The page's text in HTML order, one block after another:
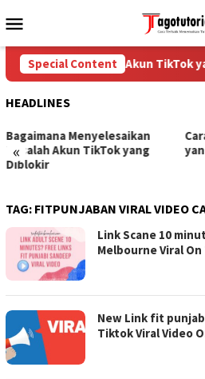
to
Menu
Special Content
Cara Mengatasi Akun TikTok
HEADLINES
«
Bagaimana Menyelesaikan
Masalah Akun TikTok yang
Diblokir
TAG: FITPUNJABAN VIRAL VIDEO
Link Scane 10
Melbourne Viral
New Link fit
Tiktok Viral Video